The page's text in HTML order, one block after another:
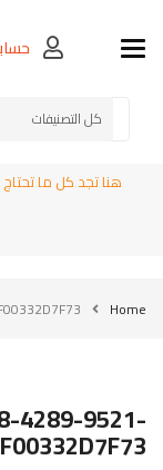
Toggle navigation
هنا تجد كل ما
Home
4289-9521-